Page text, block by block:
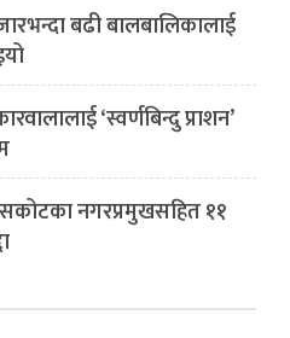
बढी बालबालिकालाई
‘स्वर्णबिन्दु प्राशन’
नगरप्रमुखसहित ११